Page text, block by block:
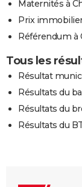
Maternités à
Prix
Référendum à
Tous les
Résultat
Résultats du
Résultats du
Résultats du